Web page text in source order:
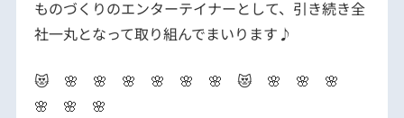
ものづくりのエンターテイナーとして、引き続き全
社一丸となって取り組んでまいります♪
😻 🌸 🌸 🌸 🌸 🌸 🌸 😻 🌸 🌸 🌸
🌸 🌸 🌸